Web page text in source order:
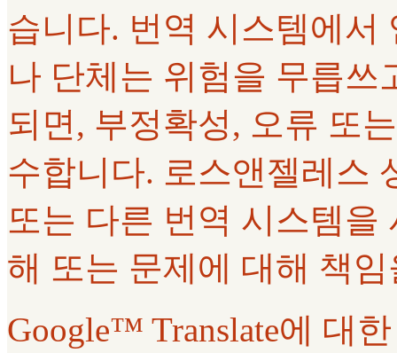
습니다. 번역 시스템에서
나 단체는 위험을 무릅쓰
되면, 부정확성, 오류 또
수합니다. 로스앤젤레스
또는 다른 번역 시스템을
해 또는 문제에 대해 책
Google™ Translate에 대